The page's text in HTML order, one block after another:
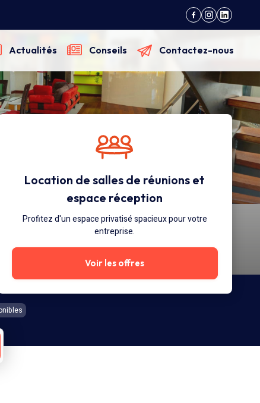
Actualités Conseils Contactez-nous
Location de salles de réunions et
espace réception
Profitez d'un espace privatisé spacieux pour votre
entreprise.
Voir les offres